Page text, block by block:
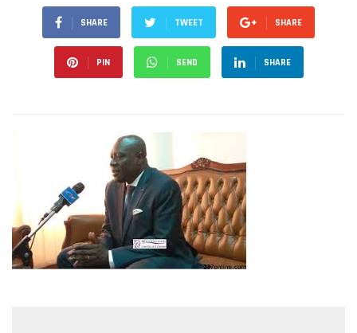
SHARE TWEET SHARE
PIN SEND SHARE